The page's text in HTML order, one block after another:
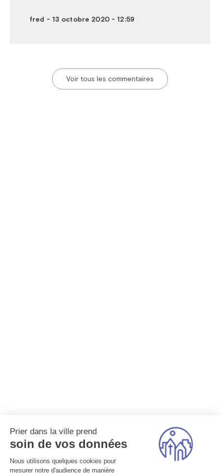
fred - 13 octobre 2020 - 12:59
Voir tous les commentaires
Prier dans la ville prend
soin de vos données
Nous utilisons quelques cookies pour
mesurer notre d'audience de manière